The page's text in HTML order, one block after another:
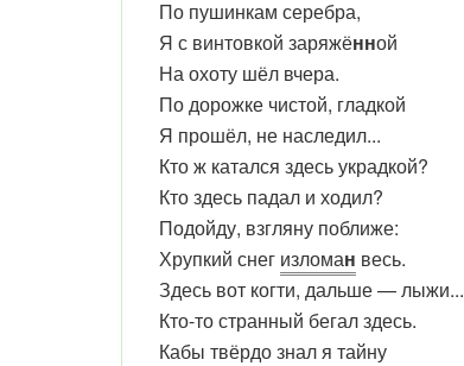
По пушинкам серебра,
Я с винтовкой заряжённой
На охоту шёл вчера.
По дорожке чистой, гладкой
Я прошёл, не наследил...
Кто ж катался здесь украдкой?
Кто здесь падал и ходил?
Подойду, взгляну поближе:
Хрупкий снег изломан весь.
Здесь вот когти, дальше — лыжи...
Кто-то странный бегал здесь.
Кабы твёрдо знал я тайну